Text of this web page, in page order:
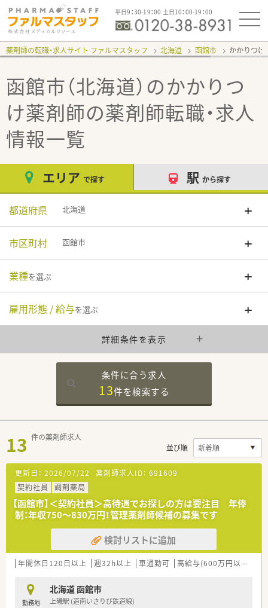
平日9：30-19：00 土日10：00-19：00
薬剤師の転職・求人サイト ファルマスタッフ 北海道 函館市 かかりつ
函館市（北海道）のかかりつ
け薬剤師の薬剤師転職・求人
情報一覧
エリア で探す 駅 から探す
都道府県 北海道
市区町村 函館市
業種を選ぶ
雇用形態 / 給与を選ぶ
詳細条件を表示
条件に合う求人
13件を検索する
13 件の薬剤師求人
並び順
更新日： 2026/07/22 薬剤師求人ID： 691609
契約社員
調剤薬局
【函館市】＜契約社員＞高待遇でお探しの方は要注目 年俸
制：年収750～830万円！管理薬剤師候補の募集です
検討リストに追加
年間休日120日以上 週32h以上 車通勤可 高給与(600万円以上)
勤務地
北海道 函館市
上磯駅 (道南いさりび鉄道線)